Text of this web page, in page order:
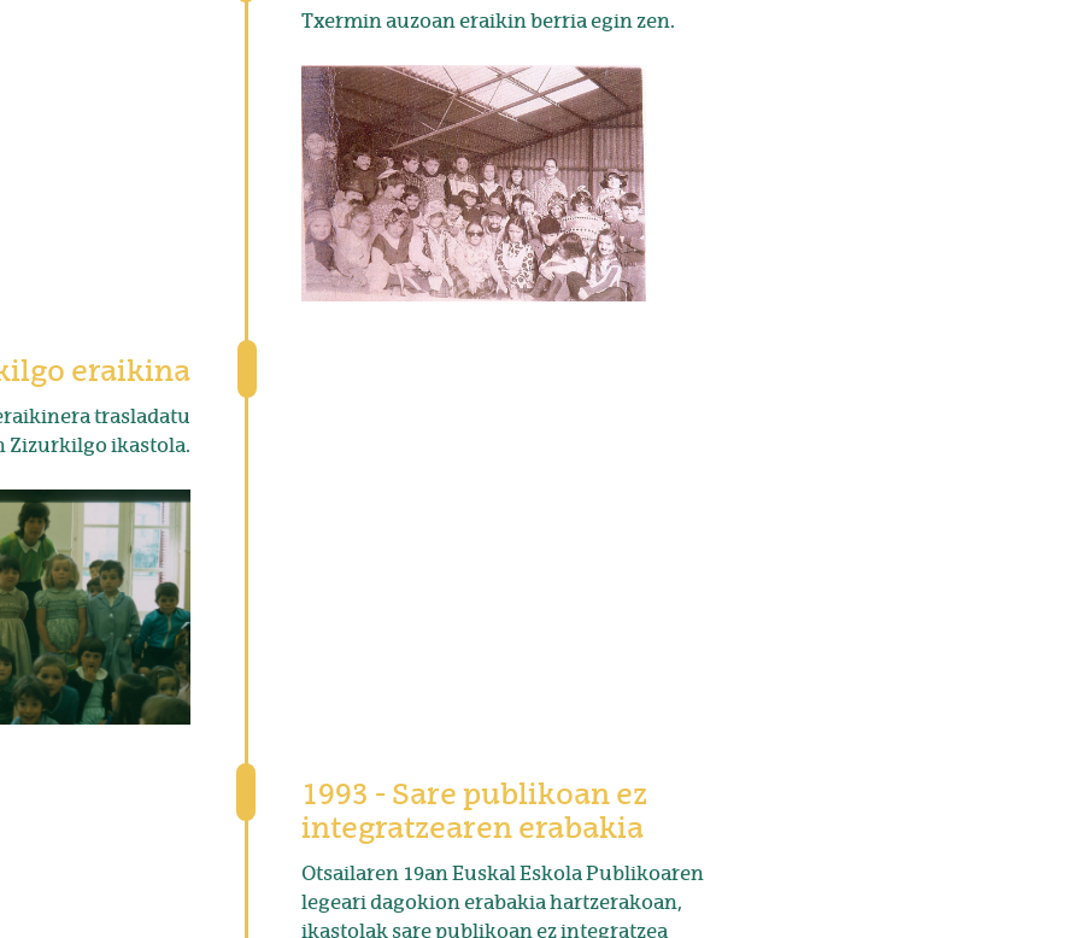
Txermin auzoan eraikin berria egin zen.
eraikina
trasladatu
Zizurkilgo ikastola.
1993 - Sare publikoan ez
integratzearen erabakia
Otsailaren 19an Euskal Eskola Publikoaren
legeari dagokion erabakia hartzerakoan,
ikastolak sare publikoan ez integratzea